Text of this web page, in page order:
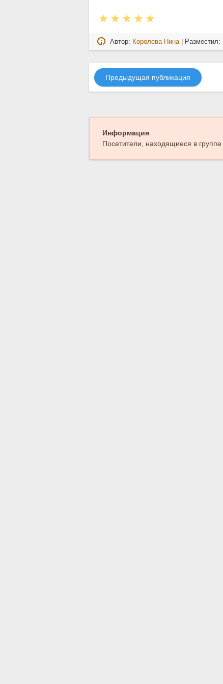
Автор: Королева Нина | Разместил:
Предыдущая публикация
Информация
Посетители, находящиеся в группе